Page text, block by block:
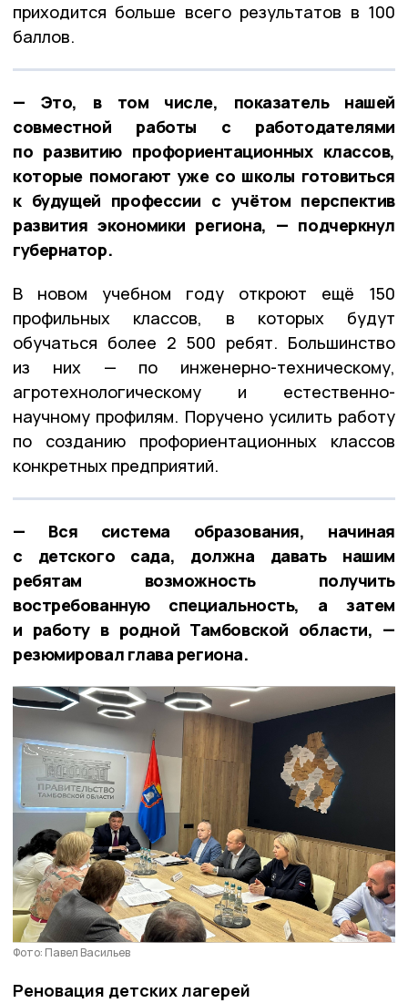
приходится больше всего результатов в 100
баллов.
— Это, в том числе, показатель нашей
совместной работы с работодателями
по развитию профориентационных классов,
которые помогают уже со школы готовиться
к будущей профессии с учётом перспектив
развития экономики региона, — подчеркнул
губернатор.
В новом учебном году откроют ещё 150
профильных классов, в которых будут
обучаться более 2 500 ребят. Большинство
из них — по инженерно-техническому,
агротехнологическому и естественно-
научному профилям. Поручено усилить работу
по созданию профориентационных классов
конкретных предприятий.
— Вся система образования, начиная
с детского сада, должна давать нашим
ребятам возможность получить
востребованную специальность, а затем
и работу в родной Тамбовской области, —
резюмировал глава региона.
Фото: Павел Васильев
Реновация детских лагерей